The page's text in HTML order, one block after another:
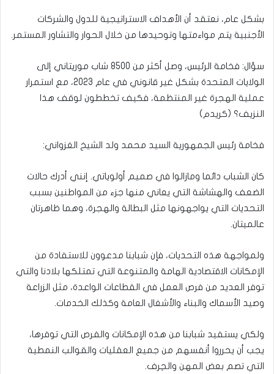
بشكل عام، نعتقد أن الأهداف الاستراتيجية للدول والشركات
الأجنبية يتم مواءمتها وتوحيدها من خلال الحوار والتشاور المستمر.
سؤال: فخامة الرئيس، وصل أكثر من 8500 شاب موريتاني إلى
الولايات المتحدة بشكل غير قانوني في عام 2023، مع استمرار
عملية الهجرة غير المنتظمة، فكيف تخططون لوقف هذا
النزيف؟ (كريدم)
فخامة رئيس الجمهورية السيد محمد ولد الشيخ الغزواني:
كان الشباب دائما ومازالوا في صميم أولوياتي. إنني أدرك حالات
الضعف والهشاشة التي يعاني منها جزء من المواطنين بسبب
التحديات التي يواجهونها مثل البطالة والهجرة، وهما ظاهرتان
عالميتان.
ولمواجهة هذه التحديات، فإن شبابنا مدعوون للاستفادة من
الإمكانات الاقتصادية الهامة والمتنوعة التي تمتلكها بلادنا والتي
توفر العديد من فرص العمل في القطاعات الواعدة، مثل الزراعة
وصيد الأسماك والبناء والأشغال العامة وكذلك الخدمات.
ولكي يستفيد شبابنا من هذه الإمكانات والفرص التي توفرها،
يجب أن يحرروا أنفسهم من جميع العقليات والقوالب النمطية
التي تصم بعض المهن والحِرف.